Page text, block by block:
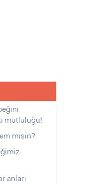
mutluluğu!
misin?
anları